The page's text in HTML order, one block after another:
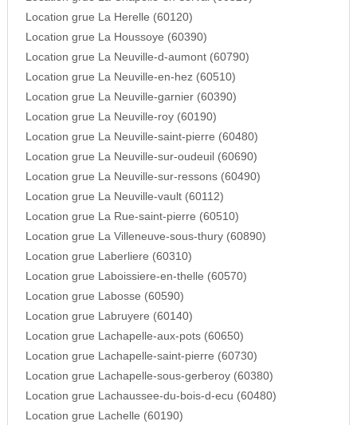
Location grue La Herelle (60120)
Location grue La Houssoye (60390)
Location grue La Neuville-d-aumont (60790)
Location grue La Neuville-en-hez (60510)
Location grue La Neuville-garnier (60390)
Location grue La Neuville-roy (60190)
Location grue La Neuville-saint-pierre (60480)
Location grue La Neuville-sur-oudeuil (60690)
Location grue La Neuville-sur-ressons (60490)
Location grue La Neuville-vault (60112)
Location grue La Rue-saint-pierre (60510)
Location grue La Villeneuve-sous-thury (60890)
Location grue Laberliere (60310)
Location grue Laboissiere-en-thelle (60570)
Location grue Labosse (60590)
Location grue Labruyere (60140)
Location grue Lachapelle-aux-pots (60650)
Location grue Lachapelle-saint-pierre (60730)
Location grue Lachapelle-sous-gerberoy (60380)
Location grue Lachaussee-du-bois-d-ecu (60480)
Location grue Lachelle (60190)